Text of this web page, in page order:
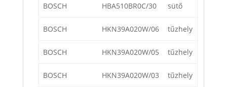
BOSCH HBA510BR0C/30 sütő
BOSCH HKN39A020W/06 tűzhely
BOSCH HKN39A020W/05 tűzhely
BOSCH HKN39A020W/03 tűzhely